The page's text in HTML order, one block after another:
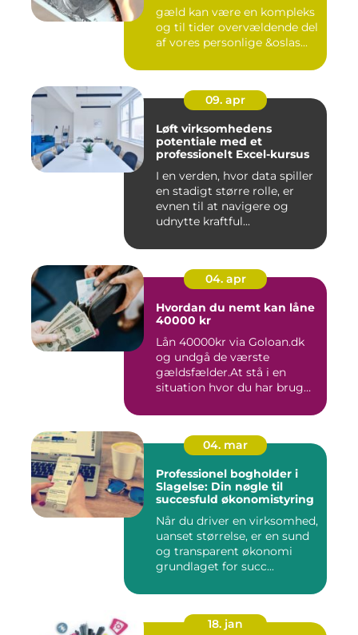
gæld kan være en kompleks
og til tider overvældende del
af vores personlige &oslas...
09. apr
Løft virksomhedens
potentiale med et
professionelt Excel-kursus
I en verden, hvor data spiller
en stadigt større rolle, er
evnen til at navigere og
udnytte kraftful...
04. apr
Hvordan du nemt kan låne
40000 kr
Lån 40000kr via Goloan.dk
og undgå de værste
gældsfælder.At stå i en
situation hvor du har brug
04. mar
Professionel bogholder i
Slagelse: Din nøgle til
succesfuld økonomistyring
Når du driver en virksomhed,
uanset størrelse, er en sund
og transparent økonomi
grundlaget for succ...
18. jan